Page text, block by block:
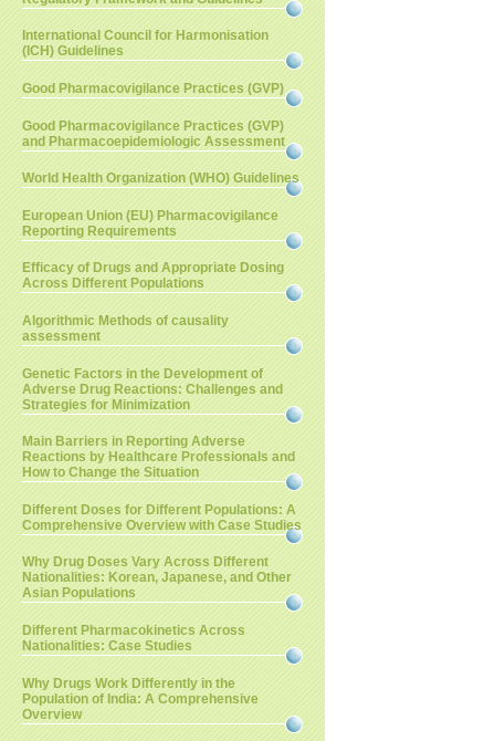
International Council for Harmonisation
(ICH) Guidelines
Good Pharmacovigilance Practices (GVP)
Good Pharmacovigilance Practices (GVP)
and Pharmacoepidemiologic Assessment
World Health Organization (WHO) Guidelines
European Union (EU) Pharmacovigilance
Reporting Requirements
Efficacy of Drugs and Appropriate Dosing
Across Different Populations
Algorithmic Methods of causality
assessment
Genetic Factors in the Development of
Adverse Drug Reactions: Challenges and
Strategies for Minimization
Main Barriers in Reporting Adverse
Reactions by Healthcare Professionals and
How to Change the Situation
Different Doses for Different Populations: A
Comprehensive Overview with Case Studies
Why Drug Doses Vary Across Different
Nationalities: Korean, Japanese, and Other
Asian Populations
Different Pharmacokinetics Across
Nationalities: Case Studies
Why Drugs Work Differently in the
Population of India: A Comprehensive
Overview